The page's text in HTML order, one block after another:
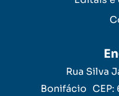
Rua Silva
Bonifácio CEP: